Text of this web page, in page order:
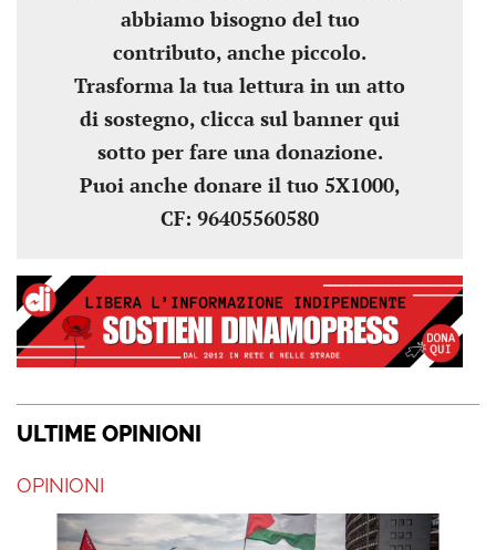
abbiamo bisogno del tuo
contributo, anche piccolo.
Trasforma la tua lettura in un atto
di sostegno, clicca sul banner qui
sotto per fare una donazione.
Puoi anche donare il tuo 5X1000,
CF: 96405560580
ULTIME OPINIONI
OPINIONI